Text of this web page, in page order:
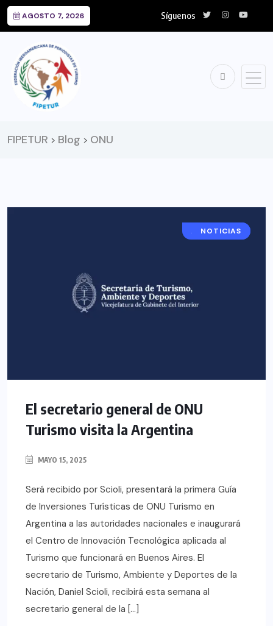
AGOSTO 7, 2026 Síguenos
FIPETUR > Blog > ONU
ARGENTINA
NOTICIAS
El secretario general de ONU
Turismo visita la Argentina
MAYO 15, 2025
Será recibido por Scioli, presentará la primera Guía
de Inversiones Turísticas de ONU Turismo en
Argentina a las autoridades nacionales e inaugurará
el Centro de Innovación Tecnológica aplicada al
Turismo que funcionará en Buenos Aires. El
secretario de Turismo, Ambiente y Deportes de la
Nación, Daniel Scioli, recibirá esta semana al
secretario general de la […]